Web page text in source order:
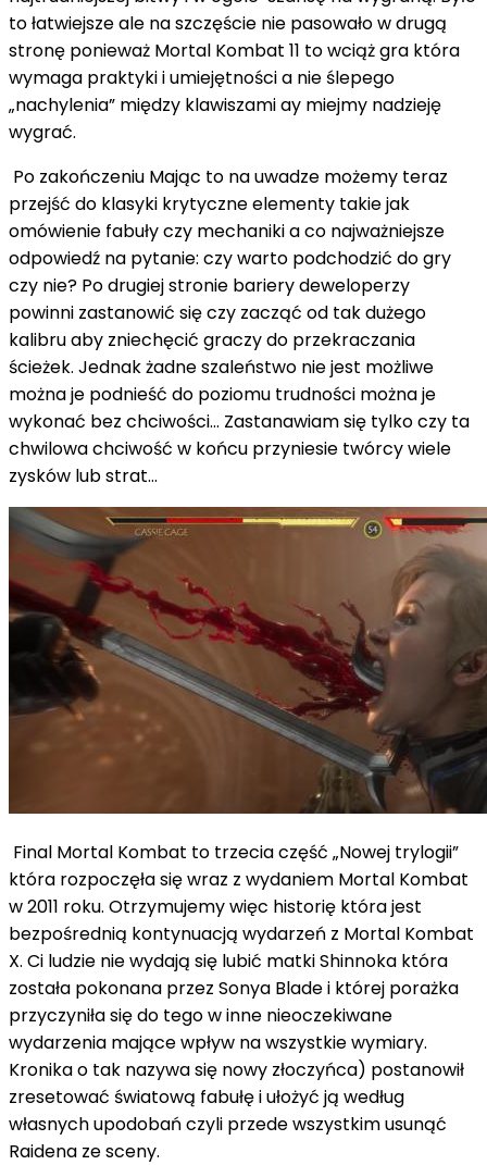
to łatwiejsze ale na szczęście nie pasowało w drugą
stronę ponieważ Mortal Kombat 11 to wciąż gra która
wymaga praktyki i umiejętności a nie ślepego
„nachylenia” między klawiszami ay miejmy nadzieję
wygrać.
Po zakończeniu Mając to na uwadze możemy teraz
przejść do klasyki krytyczne elementy takie jak
omówienie fabuły czy mechaniki a co najważniejsze
odpowiedź na pytanie: czy warto podchodzić do gry
czy nie? Po drugiej stronie bariery deweloperzy
powinni zastanowić się czy zacząć od tak dużego
kalibru aby zniechęcić graczy do przekraczania
ścieżek. Jednak żadne szaleństwo nie jest możliwe
można je podnieść do poziomu trudności można je
wykonać bez chciwości... Zastanawiam się tylko czy ta
chwilowa chciwość w końcu przyniesie twórcy wiele
zysków lub strat...
Final Mortal Kombat to trzecia część „Nowej trylogii”
która rozpoczęła się wraz z wydaniem Mortal Kombat
w 2011 roku. Otrzymujemy więc historię która jest
bezpośrednią kontynuacją wydarzeń z Mortal Kombat
X. Ci ludzie nie wydają się lubić matki Shinnoka która
została pokonana przez Sonya Blade i której porażka
przyczyniła się do tego w inne nieoczekiwane
wydarzenia mające wpływ na wszystkie wymiary.
Kronika o tak nazywa się nowy złoczyńca) postanowił
zresetować światową fabułę i ułożyć ją według
własnych upodobań czyli przede wszystkim usunąć
Raidena ze sceny.